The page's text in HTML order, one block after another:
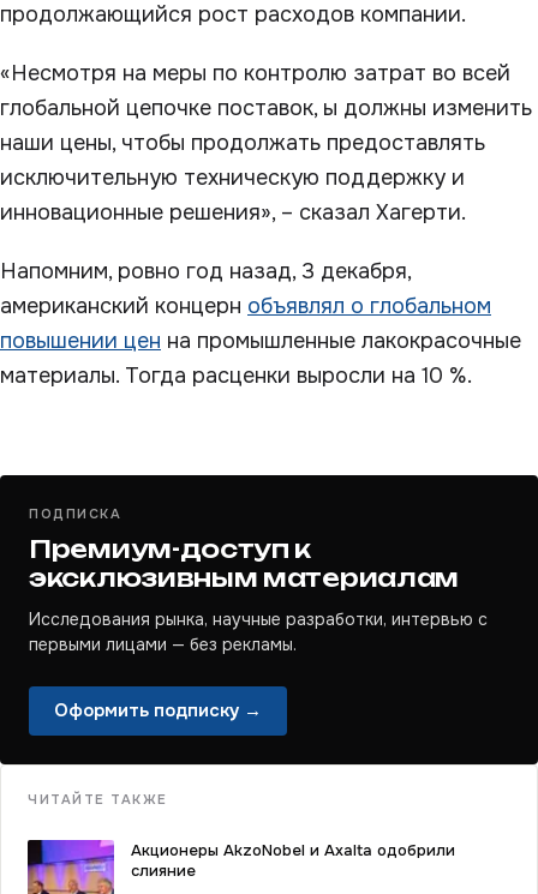
продолжающийся рост расходов компании.
«Несмотря на меры по контролю затрат во всей
глобальной цепочке поставок, ы должны изменить
наши цены, чтобы продолжать предоставлять
исключительную техническую поддержку и
инновационные решения», – сказал Хагерти.
Напомним, ровно год назад, 3 декабря,
американский концерн объявлял о глобальном
повышении цен на промышленные лакокрасочные
материалы. Тогда расценки выросли на 10 %.
ПОДПИСКА
Премиум-доступ к
эксклюзивным материалам
Исследования рынка, научные разработки, интервью с
первыми лицами — без рекламы.
Оформить подписку →
ЧИТАЙТЕ ТАКЖЕ
Акционеры AkzoNobel и Axalta одобрили
слияние